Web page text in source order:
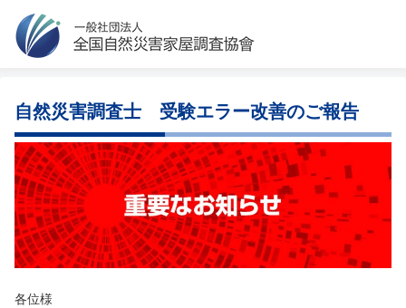
自然災害調査士 受験エラー改善のご報告
各位様